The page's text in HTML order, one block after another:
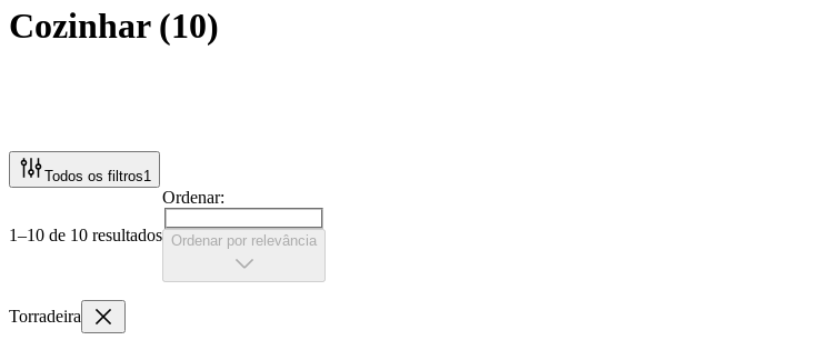
Cozinhar(10)
Todos os filtros1
1–10 de 10 resultados
Ordenar:
Ordenar por relevância
Torradeira